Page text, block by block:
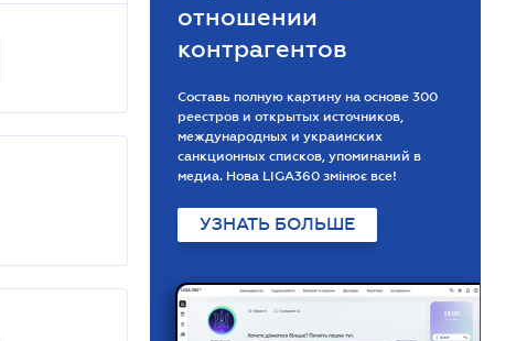
отношении
контрагентов
Составь полную картину на основе 300
реестров и открытых источников,
международных и украинских
санкционных списков, упоминаний в
медиа. Нова LIGA360 змінює все!
УЗНАТЬ БОЛЬШЕ